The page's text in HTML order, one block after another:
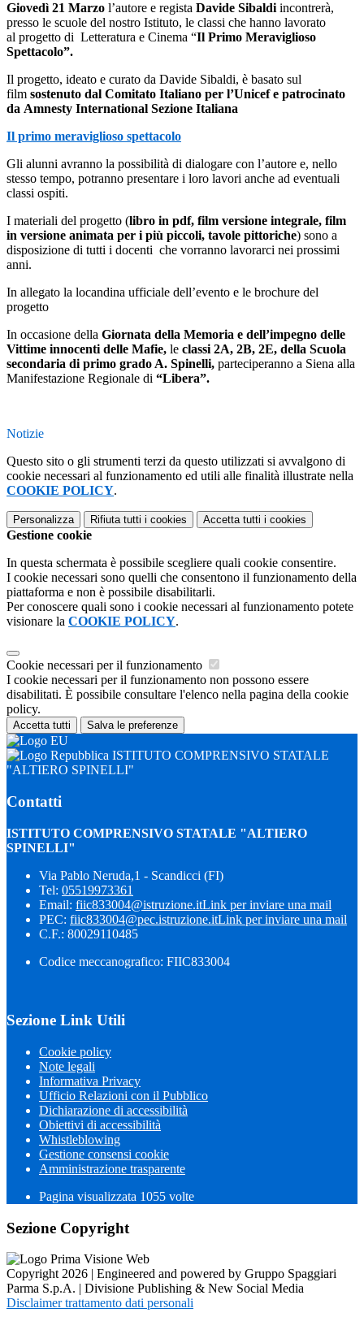
Giovedì 21 Marzo l’autore e regista Davide Sibaldi incontrerà,
presso le scuole del nostro Istituto, le classi che hanno lavorato
al progetto di Letteratura e Cinema “Il Primo Meraviglioso
Spettacolo”.
Il progetto, ideato e curato da Davide Sibaldi, è basato sul
film sostenuto dal Comitato Italiano per l’Unicef e patrocinato
da Amnesty International Sezione Italiana
Il primo meraviglioso spettacolo
Gli alunni avranno la possibilità di dialogare con l’autore e, nello
stesso tempo, potranno presentare i loro lavori anche ad eventuali
classi ospiti.
I materiali del progetto (libro in pdf, film versione integrale, film
in versione animata per i più piccoli, tavole pittoriche) sono a
disposizione di tutti i docenti che vorranno lavorarci nei prossimi
anni.
In allegato la locandina ufficiale dell’evento e le brochure del
progetto
In occasione della Giornata della Memoria e dell’impegno delle
Vittime innocenti delle Mafie, le classi 2A, 2B, 2E, della Scuola
secondaria di primo grado A. Spinelli, parteciperanno a Siena alla
Manifestazione Regionale di “Libera”.
Notizie
Questo sito o gli strumenti terzi da questo utilizzati si avvalgono di
cookie necessari al funzionamento ed utili alle finalità illustrate nella
COOKIE POLICY.
Personalizza Rifiuta tutti i cookies Accetta tutti i cookies
Gestione cookie
In questa schermata è possibile scegliere quali cookie consentire.
I cookie necessari sono quelli che consentono il funzionamento della
piattaforma e non è possibile disabilitarli.
Per conoscere quali sono i cookie necessari al funzionamento potete
visionare la COOKIE POLICY.
Cookie necessari per il funzionamento
I cookie necessari per il funzionamento non possono essere
disabilitati. È possibile consultare l'elenco nella pagina della cookie
policy.
Accetta tutti Salva le preferenze
ISTITUTO COMPRENSIVO STATALE
"ALTIERO SPINELLI"
Contatti
ISTITUTO COMPRENSIVO STATALE "ALTIERO
SPINELLI"
Via Pablo Neruda,1 - Scandicci (FI)
Tel: 05519973361
Email: fiic833004@istruzione.itLink per inviare una mail
PEC: fiic833004@pec.istruzione.itLink per inviare una mail
C.F.: 80029110485
Codice meccanografico: FIIC833004
Sezione Link Utili
Cookie policy
Note legali
Informativa Privacy
Ufficio Relazioni con il Pubblico
Dichiarazione di accessibilità
Obiettivi di accessibilità
Whistleblowing
Gestione consensi cookie
Amministrazione trasparente
Pagina visualizzata 1055 volte
Sezione Copyright
Copyright 2026 | Engineered and powered by Gruppo Spaggiari
Parma S.p.A. | Divisione Publishing & New Social Media
Disclaimer trattamento dati personali